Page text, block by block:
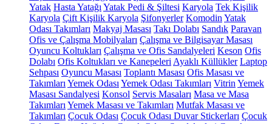
Yatak Hasta Yatağı Yatak Pedi & Şiltesi Karyola Tek Kişilik
Karyola Çift Kişilik Karyola Şifonyerler Komodin Yatak
Odası Takımları Makyaj Masası Takı Dolabı Sandık Paravan
Ofis ve Çalışma Mobilyaları Çalışma ve Bilgisayar Masası
Oyuncu Koltukları Çalışma ve Ofis Sandalyeleri Keson Ofis
Dolabı Ofis Koltukları ve Kanepeleri Ayaklı Küllükler Laptop
Sehpası Oyuncu Masası Toplantı Masası Ofis Masası ve
Takımları Yemek Odası Yemek Odası Takımları Vitrin Yemek
Masası Sandalyesi Konsol Servis Masaları Masa ve Masa
Takımları Yemek Masası ve Takımları Mutfak Masası ve
Takımları Çocuk Odası Çocuk Odası Duvar Stickerları Çocuk